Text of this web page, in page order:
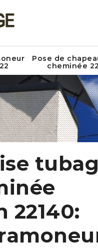
22
Pose de
cheminée 22
22140: